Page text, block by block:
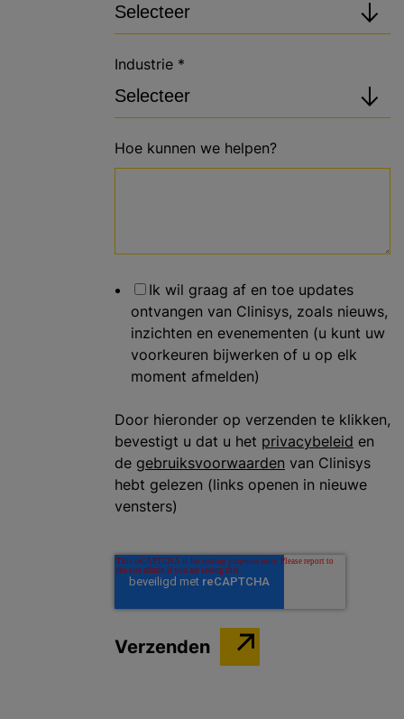
Industrie *
Hoe kunnen we helpen?
Ik wil graag af en toe updates
ontvangen van Clinisys, zoals nieuws,
inzichten en evenementen (u kunt uw
voorkeuren bijwerken of u op elk
moment afmelden)
Door hieronder op verzenden te klikken,
bevestigt u dat u het privacybeleid en
de gebruiksvoorwaarden van Clinisys
hebt gelezen (links openen in nieuwe
vensters)